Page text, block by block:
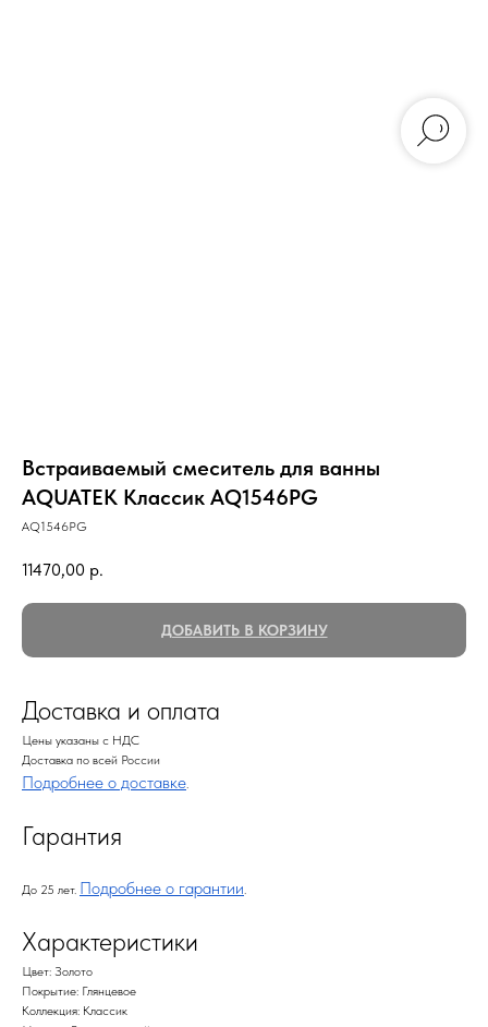
Встраиваемый смеситель для ванны
AQUATEK Классик AQ1546PG
AQ1546PG
11470,00 р.
ДОБАВИТЬ В КОРЗИНУ
Доставка и оплата
Цены указаны с НДС
Доставка по всей России
Подробнее о доставке.
Гарантия
До 25 лет. Подробнее о гарантии.
Характеристики
Цвет: Золото
Покрытие: Глянцевое
Коллекция: Классик